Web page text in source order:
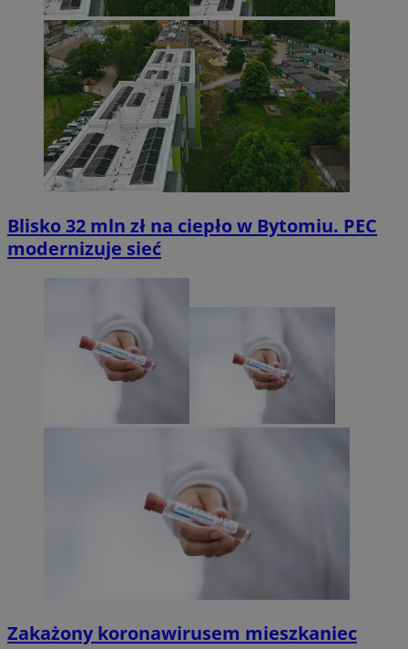
Blisko 32 mln zł na ciepło w Bytomiu. PEC
modernizuje sieć
Zakażony koronawirusem mieszkaniec